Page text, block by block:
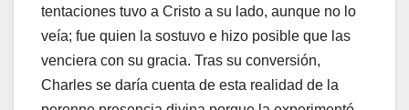
tentaciones tuvo a Cristo a su lado, aunque no lo
veía; fue quien la sostuvo e hizo posible que las
venciera con su gracia. Tras su conversión,
Charles se daría cuenta de esta realidad de la